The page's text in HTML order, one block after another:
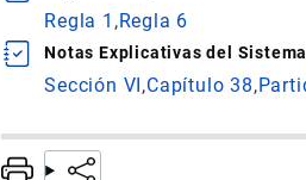
Regla 1 Regla 6
Notas Explicativas del
Sección VI Capítulo 38